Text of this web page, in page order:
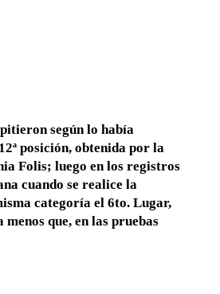
según lo había
posición, obtenida por la
Folis; luego en los registros
cuando se realice la
categoría el 6to. Lugar,
que, en las pruebas